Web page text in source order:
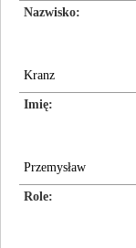
Nazwisko
Kranz
Imię
Przemysław
Role